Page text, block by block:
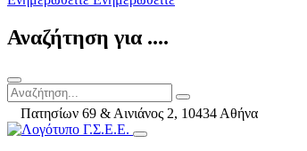
Αναζήτηση για ....
Πατησίων 69 & Αινιάνος 2, 10434 Αθήνα